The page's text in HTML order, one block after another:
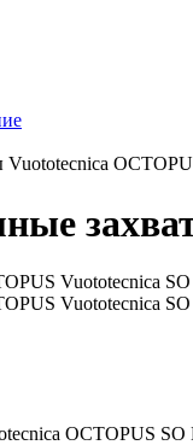
OCTOPUS